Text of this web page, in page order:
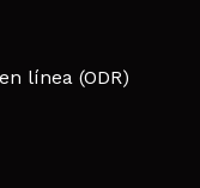
línea (ODR)